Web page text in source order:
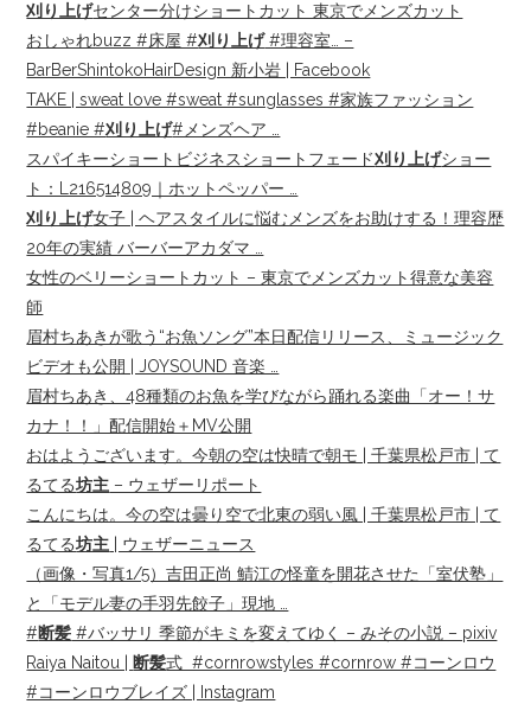
刈り上げセンター分けショートカット 東京でメンズカット
おしゃれbuzz #床屋 #刈り上げ#理容室… –
BarBerShintokoHairDesign 新小岩 | Facebook
TAKE | sweat love #sweat #sunglasses #家族ファッション
#beanie #刈り上げ#メンズヘア …
スパイキーショートビジネスショートフェード刈り上げショー
ト：L216514809｜ホットペッパー …
刈り上げ女子 | ヘアスタイルに悩むメンズをお助けする！理容歴
20年の実績 バーバーアカダマ …
女性のベリーショートカット – 東京でメンズカット得意な美容
師
眉村ちあきが歌う“お魚ソング”本日配信リリース、ミュージック
ビデオも公開 | JOYSOUND 音楽 …
眉村ちあき、48種類のお魚を学びながら踊れる楽曲「オー！サ
カナ！！」配信開始＋MV公開
おはようございます。今朝の空は快晴で朝モ | 千葉県松戸市 | て
るてる坊主 – ウェザーリポート
こんにちは。今の空は曇り空で北東の弱い風 | 千葉県松戸市 | て
るてる坊主 | ウェザーニュース
（画像・写真1/5）吉田正尚 鯖江の怪童を開花させた「室伏塾」
と「モデル妻の手羽先餃子」現地 …
#断髪 #バッサリ 季節がキミを変えてゆく – みその小説 – pixiv
Raiya Naitou | 断髪式 ‍ #cornrowstyles #cornrow #コーンロウ
#コーンロウブレイズ | Instagram